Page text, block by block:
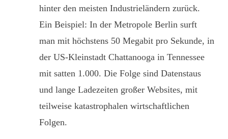
hinter den meisten Industrieländern zurück.
Ein Beispiel: In der Metropole Berlin surft
man mit höchstens 50 Megabit pro Sekunde, in
der US-Kleinstadt Chattanooga in Tennessee
mit satten 1.000. Die Folge sind Datenstaus
und lange Ladezeiten großer Websites, mit
teilweise katastrophalen wirtschaftlichen
Folgen.